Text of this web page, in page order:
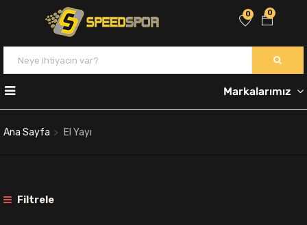
0
0
Markalarımız
Ana Sayfa El Yayı
Filtrele